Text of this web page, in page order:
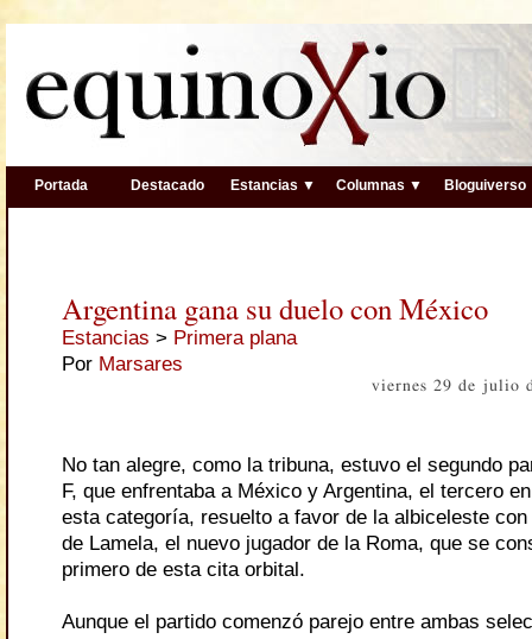
Portada Destacado Estancias ▼ Columnas ▼ Bloguiverso
Argentina gana su duelo con México
Estancias > Primera plana
Por Marsares
viernes 29 de julio
No tan alegre, como la tribuna, estuvo el segundo
F, que enfrentaba a México y Argentina, el tercero
esta categoría, resuelto a favor de la albiceleste
de Lamela, el nuevo jugador de la Roma, que se
primero de esta cita orbital.
Aunque el partido comenzó parejo entre ambas